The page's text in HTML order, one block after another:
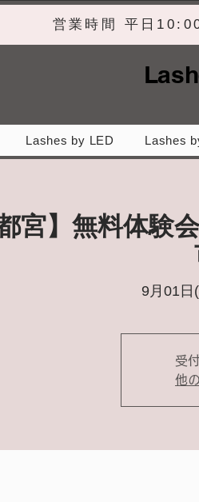
営業時間 平日
Lashes by LED Lashes
都宮】無料体験
9月01日
受
他